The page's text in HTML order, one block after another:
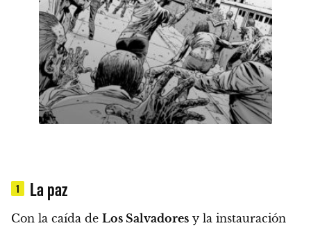
1 La paz
Con la caída de Los Salvadores y la instauración